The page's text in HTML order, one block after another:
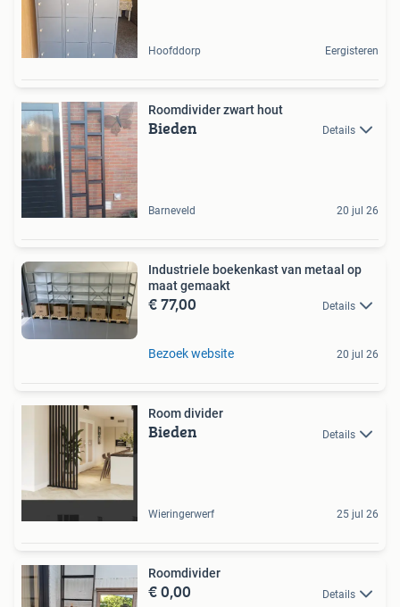
Hoofddorp Eergisteren
Roomdivider zwart hout
Bieden Details
Barneveld 20 jul 26
Industriele boekenkast van metaal op
maat gemaakt
€ 77,00 Details
Bezoek website 20 jul 26
Room divider
Bieden Details
Wieringerwerf 25 jul 26
Roomdivider
€ 0,00 Details